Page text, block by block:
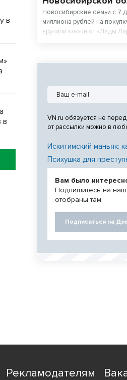
Новосибирские семьи с 7
миллиона рублей на
вручали ключи от «Лады
VN.ru обязуется не
от рассылки можно в
Искитимский маньяк:
Психушка для
Вам было
Подпишитесь на
отобраны там.
Подписаться на
в
в
Рекламодателям